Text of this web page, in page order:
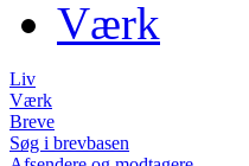
Værk
Liv
Værk
Breve
Søg i brevbasen